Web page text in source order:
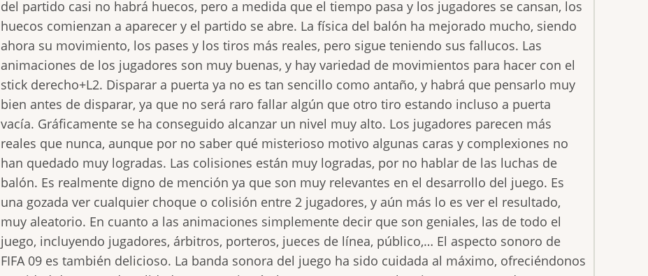
del partido casi no habrá huecos, pero a medida que el tiempo pasa y los jugadores se cansan, los
huecos comienzan a aparecer y el partido se abre. La física del balón ha mejorado mucho, siendo
ahora su movimiento, los pases y los tiros más reales, pero sigue teniendo sus fallucos. Las
animaciones de los jugadores son muy buenas, y hay variedad de movimientos para hacer con el
stick derecho+L2. Disparar a puerta ya no es tan sencillo como antaño, y habrá que pensarlo muy
bien antes de disparar, ya que no será raro fallar algún que otro tiro estando incluso a puerta
vacía. Gráficamente se ha conseguido alcanzar un nivel muy alto. Los jugadores parecen más
reales que nunca, aunque por no saber qué misterioso motivo algunas caras y complexiones no
han quedado muy logradas. Las colisiones están muy logradas, por no hablar de las luchas de
balón. Es realmente digno de mención ya que son muy relevantes en el desarrollo del juego. Es
una gozada ver cualquier choque o colisión entre 2 jugadores, y aún más lo es ver el resultado,
muy aleatorio. En cuanto a las animaciones simplemente decir que son geniales, las de todo el
juego, incluyendo jugadores, árbitros, porteros, jueces de línea, público,… El aspecto sonoro de
FIFA 09 es también delicioso. La banda sonora del juego ha sido cuidada al máximo, ofreciéndonos